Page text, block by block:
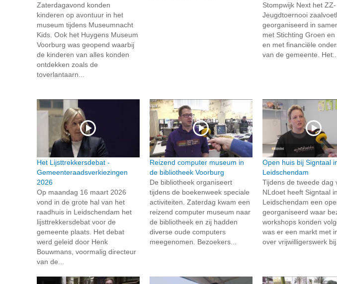
Zaterdagavond konden
kinderen op avontuur in het
museum tijdens Museumnacht
Kids. Ook het Huygens Museum
Voorburg was geopend waarbij
de kinderen van alles konden
ontdekken zoals de
toverlantaarn...
Stompwijk Next het ZZ-
Jeugdtoernooi
georganiseerd in
met Stichting Groen en
en met financiële
van de gemeente.
Het Lijsttrekkersdebat -
Gemeenteraadsverkiezingen
2026
Op maandag 16 maart 2026
vond in de grote hal van het
raadhuis in Leidschendam het
lijsttrekkersdebat voor de
gemeente plaats. Het debat
werd geleid door Henk
Bouwmans, voormalig directeur
van de...
Reizend computer museum in
de bibliotheek Voorburg
De bibliotheek organiseert
tijdens de boekenweek speciale
activiteiten. Zaterdag kwam een
reizend computer museum naar
de bibliotheek en zij hadden
diverse oude computers
meegenomen. Bezoekers...
Open huis bij Signtaal
Leidschendam
Tijdens de tweede dag
NLdoet heeft Signtaal in
Leidschendam een
georganiseerd waar
workshops konden
was er een markt met
over vrijwilligerswerk